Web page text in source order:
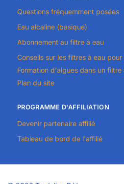
Questions fréquemment posées
Eau alcaline (basique)
Abonnement au filtre à eau
Conseils sur les filtres à eau
Formation d'algues dans un filtre
Plan du site
PROGRAMME D'AFFILIATION
Devenir partenaire affilié
Tableau de bord de l'affilié